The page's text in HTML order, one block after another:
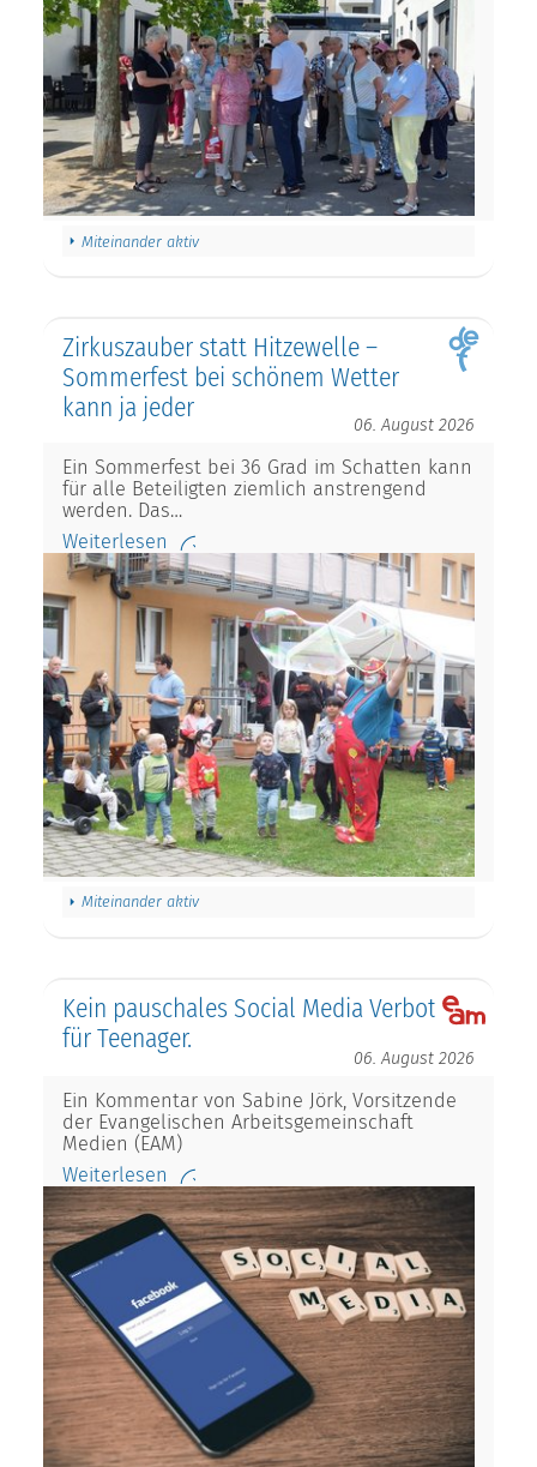
Miteinander aktiv
Zirkuszauber statt Hitzewelle –
Sommerfest bei schönem Wetter
kann ja jeder
06. August 2026
Ein Sommerfest bei 36 Grad im Schatten kann
für alle Beteiligten ziemlich anstrengend
werden. Das…
Weiterlesen
Miteinander aktiv
Kein pauschales Social Media Verbot
für Teenager.
06. August 2026
Ein Kommentar von Sabine Jörk, Vorsitzende
der Evangelischen Arbeitsgemeinschaft
Medien (EAM)
Weiterlesen